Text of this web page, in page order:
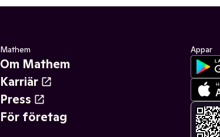
Mathem
Om Mathem
Karriär
Press
För företag
Appar